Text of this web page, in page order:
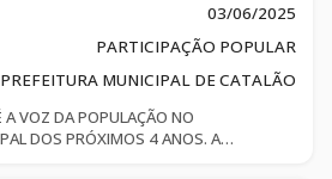
03/06/2025
PARTICIPAÇÃO POPULAR
PREFEITURA MUNICIPAL DE CATALÃO
VOZ DA POPULAÇÃO NO
DOS PRÓXIMOS 4 ANOS. A